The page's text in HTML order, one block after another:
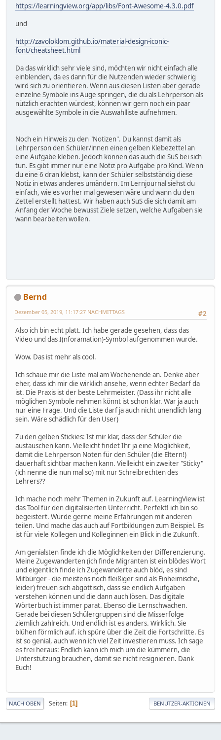
https://learningview.org/app/libs/Font-Awesome-4.3.0.pdf
und
http://zavoloklom.github.io/material-design-iconic-
font/cheatsheet.html
Da das wirklich sehr viele sind, möchten wir nicht einfach alle
einblenden, da es dann für die Nutzenden wieder schwierig
wird sich zu orientieren. Wenn aus diesen Listen aber gerade
einzelne Symbole ins Auge springen, die du als Lehrperson als
nützlich erachten würdest, können wir gern noch ein paar
ausgewählte Symbole in die Auswahlliste aufnehmen.
Noch ein Hinweis zu den "Notizen". Du kannst damit als
Lehrperson den Schüler/innen einen gelben Klebezettel an
eine Aufgabe kleben. Jedoch können das auch die SuS bei sich
tun. Es gibt immer nur eine Notiz pro Aufgabe pro Kind. Wenn
du eine 6 dran klebst, kann der Schüler selbstständig diese
Notiz in etwas anderes umändern. Im Lernjournal siehst du
einfach, wie es vorher mal gewesen wäre und wann du den
Zettel erstellt hattest. Wir haben auch SuS die sich damit am
Anfang der Woche bewusst Ziele setzen, welche Aufgaben sie
wann bearbeiten wollen.
Bernd
#2
Dezember 05, 2019, 11:17:27 NACHMITTAGS
Also ich bin echt platt. Ich habe gerade gesehen, dass das
Video und das I(nforamation)-Symbol aufgenommen wurde.
Wow. Das ist mehr als cool.
Ich schaue mir die Liste mal am Wochenende an. Denke aber
eher, dass ich mir die wirklich ansehe, wenn echter Bedarf da
ist. Die Praxis ist der beste Lehrmeister. (Dass ihr nicht alle
möglichen Symbole nehmen könnt ist schon klar. War ja auch
nur eine Frage. Und die Liste darf ja auch nicht unendlich lang
sein. Wäre schädlich für den User)
Zu den gelben Stickies: Ist mir klar, dass der Schüler die
austauschen kann. Vielleicht findet Ihr ja eine Möglichkeit,
damit die Lehrperson Noten für den Schüler (die Eltern!)
dauerhaft sichtbar machen kann. Vielleicht ein zweiter "Sticky"
(ich nenne die nun mal so) mit nur Schreibrechten des
Lehrers??
Ich mache noch mehr Themen in Zukunft auf. LearningView ist
das Tool für den digitalisierten Unterricht. Perfekt! ich bin so
begeistert. Würde gerne meine Erfahrungen mit anderen
teilen. Und mache das auch auf Fortbildungen zum Beispiel. Es
ist für viele Kollegen und Kolleginnen ein Blick in die Zukunft.
Am genialsten finde ich die Möglichkeiten der Differenzierung.
Meine Zugewanderten (ich finde Migranten ist ein blödes Wort
und eigentlich finde ich Zugewanderte auch blöd, es sind
Mitbürger - die meistens noch fleißiger sind als Einheimische,
leider) freuen sich abgöttisch, dass sie endlich Aufgaben
verstehen können und die dann auch lösen. Das digitale
Wörterbuch ist immer parat. Ebenso die Lernschwachen.
Gerade bei diesen Schülergruppen sind die Misserfolge
ziemlich zahlreich. Und endlich ist es anders. Wirklich. Sie
blühen förmlich auf. ich spüre über die Zeit die Fortschritte. Es
ist so genial, auch wenn ich viel Zeit investieren muss. Ich sage
es frei heraus: Endlich kann ich mich um die kümmern, die
Unterstützung brauchen, damit sie nicht resignieren. Dank
Euch!
NACH OBEN Seiten 1 BENUTZER-AKTIONEN